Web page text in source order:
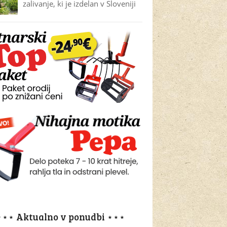
zalivanje, ki je izdelan v Sloveniji
Aktualno v ponudbi ⋆⋆⋆